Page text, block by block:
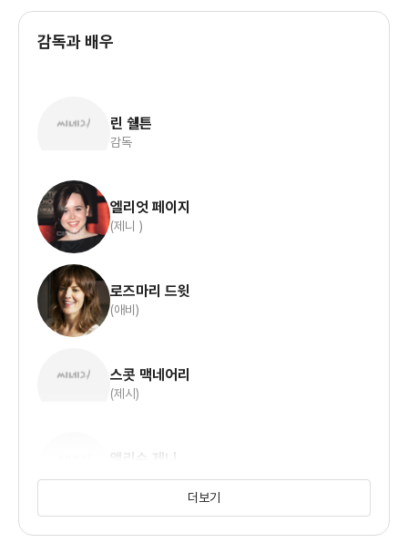
감독과 배우
린 쉘튼
감독
엘리엇 페이지
(제니 )
로즈마리 드윗
(애비)
스콧 맥네어리
(제시)
앨리슨 제니
(브론윈)
더보기